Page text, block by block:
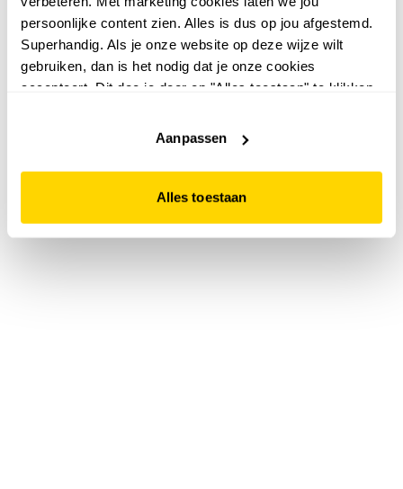
persoonlijke content zien. Alles is dus op jou afgestemd.
Superhandig. Als je onze website op deze wijze wilt
gebruiken, dan is het nodig dat je onze cookies
accepteert. Dit doe je door op "Alles toestaan" te klikken.
website niet optimaal functioneert.
Aanpassen
Alles toestaan